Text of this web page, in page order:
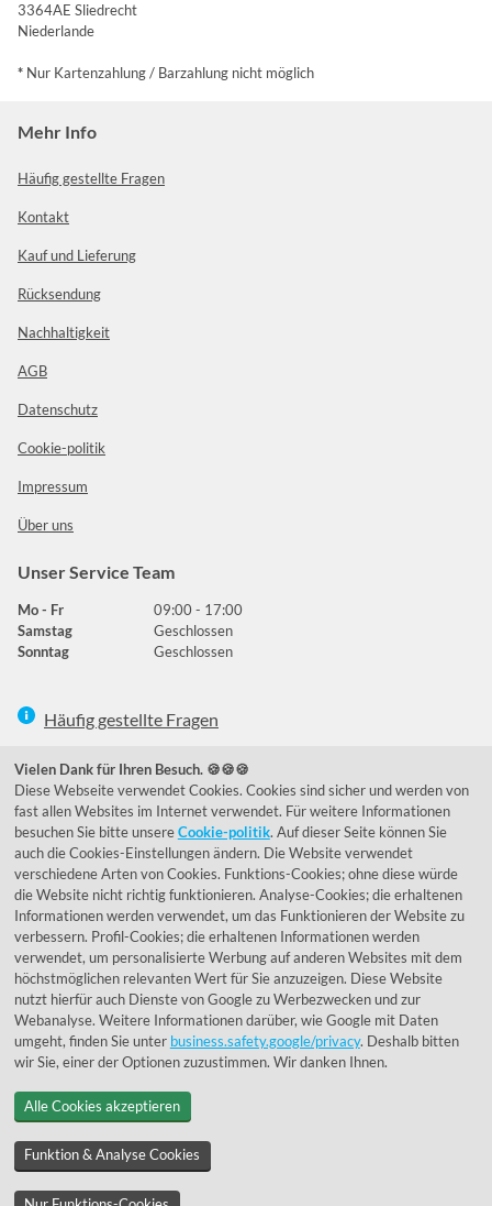
3364AE Sliedrecht
Niederlande
* Nur Kartenzahlung / Barzahlung nicht möglich
Mehr Info
Häufig gestellte Fragen
Kontakt
Kauf und Lieferung
Rücksendung
Nachhaltigkeit
AGB
Datenschutz
Cookie-politik
Impressum
Über uns
Unser Service Team
Mo - Fr
09:00 - 17:00
Samstag
Geschlossen
Sonntag
Geschlossen
Häufig gestellte Fragen
039292 - 678215
de@lumidora.com
FacebookInstagram
Kundenmeinungen
Exzellent - eKomi.de
© 1955 - 2026 Lumidora
Vielen Dank für Ihren Besuch. 🍪🍪🍪
Diese Webseite verwendet Cookies. Cookies sind sicher und werden von
fast allen Websites im Internet verwendet. Für weitere Informationen
besuchen Sie bitte unsereCookie-politik. Auf dieser Seite können Sie
auch die Cookies-Einstellungen ändern. Die Website verwendet
verschiedene Arten von Cookies. Funktions-Cookies; ohne diese würde
die Website nicht richtig funktionieren. Analyse-Cookies; die erhaltenen
Informationen werden verwendet, um das Funktionieren der Website zu
verbessern. Profil-Cookies; die erhaltenen Informationen werden
verwendet, um personalisierte Werbung auf anderen Websites mit dem
höchstmöglichen relevanten Wert für Sie anzuzeigen. Diese Website
nutzt hierfür auch Dienste von Google zu Werbezwecken und zur
Webanalyse. Weitere Informationen darüber, wie Google mit Daten
umgeht, finden Sie unter business.safety.google/privacy. Deshalb bitten
wir Sie, einer der Optionen zuzustimmen. Wir danken Ihnen.
Alle Cookies akzeptieren
Funktion & Analyse Cookies